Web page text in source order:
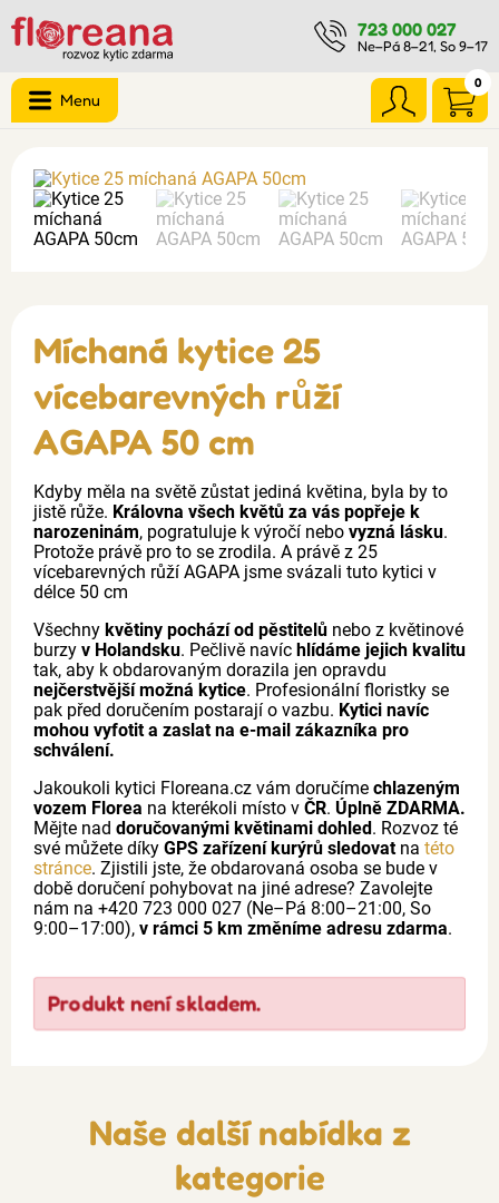
723 000 027
Ne–Pá 8–21, So 9–17
0
Menu
Míchaná kytice 25
vícebarevných růží
AGAPA 50 cm
Kdyby měla na světě zůstat jediná květina, byla by to
jistě růže. Královna všech květů za vás popřeje k
narozeninám, pogratuluje k výročí nebo vyzná lásku.
Protože právě pro to se zrodila. A právě z 25
vícebarevných růží AGAPA jsme svázali tuto kytici v
délce 50 cm
Všechny květiny pochází od pěstitelů nebo z květinové
burzy v Holandsku. Pečlivě navíc hlídáme jejich kvalitu
tak, aby k obdarovaným dorazila jen opravdu
nejčerstvější možná kytice. Profesionální floristky se
pak před doručením postarají o vazbu. Kytici navíc
mohou vyfotit a zaslat na e-mail zákazníka pro
schválení.
Jakoukoli kytici Floreana.cz vám doručíme chlazeným
vozem Florea na kterékoli místo v ČR. Úplně ZDARMA.
Mějte nad doručovanými květinami dohled. Rozvoz té
své můžete díky GPS zařízení kurýrů sledovatna této
stránce. Zjistili jste, že obdarovaná osoba se bude v
době doručení pohybovat na jiné adrese? Zavolejte
nám na +420 723 000 027 (Ne–Pá 8:00–21:00, So
9:00–17:00), v rámci 5 km změníme adresu zdarma.
Produkt není skladem.
Naše další nabídka z
kategorie